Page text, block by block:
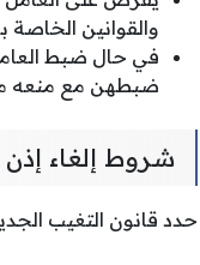
والقوانين
في حال ضبط
ضبطهن مع منعه من
شروط إلغاء
حدد قانون التغيب